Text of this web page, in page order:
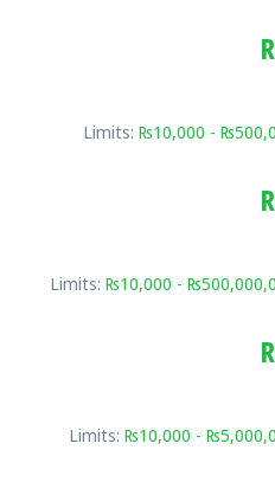
Limits: ₨10,000 -
Limits: ₨10,000 -
Limits: ₨10,000 -